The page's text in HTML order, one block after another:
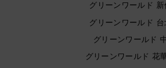
グリーンワールド 新
グリーンワールド 台
グリーンワールド
グリーンワールド 花